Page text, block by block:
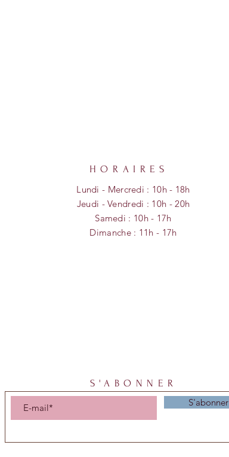
HORAIRES
Lundi - Mercredi : 10h - 18h
​​Jeudi - Vendredi : 10h - 20h
​Samedi : 10h - 17h
Dimanche : 11h - 17h
S'ABONNER
S'abonner